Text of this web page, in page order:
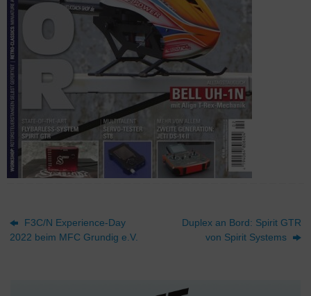
F3C/N Experience-Day
2022 beim MFC Grundig e.V.
Duplex an Bord: Spirit GTR
von Spirit Systems